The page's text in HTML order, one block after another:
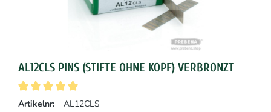
AL12CLS PINS (STIFTE OHNE KOPF) VERBRONZT
Artikelnr:
AL12CLS